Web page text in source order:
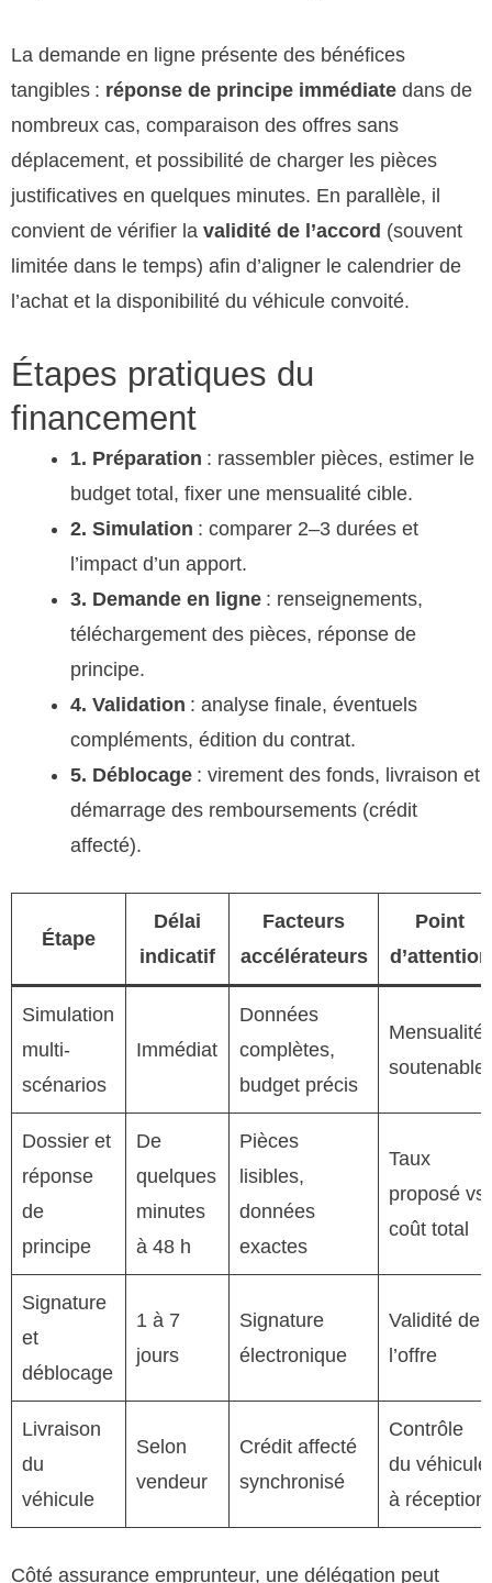
La demande en ligne présente des bénéfices
tangibles : réponse de principe immédiate dans de
nombreux cas, comparaison des offres sans
déplacement, et possibilité de charger les pièces
justificatives en quelques minutes. En parallèle, il
convient de vérifier la validité de l’accord (souvent
limitée dans le temps) afin d’aligner le calendrier de
l’achat et la disponibilité du véhicule convoité.
Étapes pratiques du
financement
1. Préparation : rassembler pièces, estimer le
budget total, fixer une mensualité cible.
2. Simulation : comparer 2–3 durées et
l’impact d’un apport.
3. Demande en ligne : renseignements,
téléchargement des pièces, réponse de
principe.
4. Validation : analyse finale, éventuels
compléments, édition du contrat.
5. Déblocage : virement des fonds, livraison et
démarrage des remboursements (crédit
affecté).
Étape
Délai
indicatif
Facteurs
accélérateurs
Point
d’attention
Simulation
multi-
scénarios
Immédiat
Données
complètes,
budget précis
Mensualité
soutenable
Dossier et
réponse
de
principe
De
quelques
minutes
à 48 h
Pièces
lisibles,
données
exactes
Taux
proposé vs
coût total
Signature
et
déblocage
1 à 7
jours
Signature
électronique
Validité de
l’offre
Livraison
du
véhicule
Selon
vendeur
Crédit affecté
synchronisé
Contrôle
du véhicule
à réception
Côté assurance emprunteur, une délégation peut